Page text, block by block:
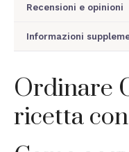
Recensioni e opinioni
Informazioni
Ordinare
ricetta